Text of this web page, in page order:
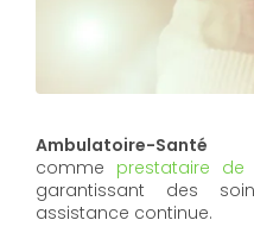
Ambulatoire-Santé
comme prestataire
garantissant des
assistance continue.